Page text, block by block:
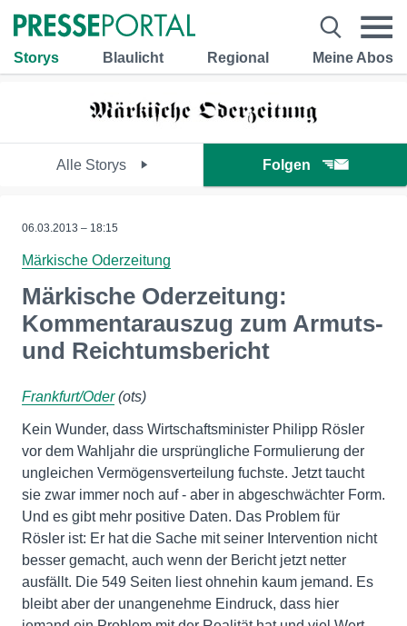
Storys Blaulicht Regional Meine Abos
Alle Storys Folgen
06.03.2013 – 18:15
Märkische Oderzeitung
Märkische Oderzeitung:
Kommentarauszug zum Armuts-
und Reichtumsbericht
Frankfurt/Oder(ots)
Kein Wunder, dass Wirtschaftsminister Philipp Rösler
vor dem Wahljahr die ursprüngliche Formulierung der
ungleichen Vermögensverteilung fuchste. Jetzt taucht
sie zwar immer noch auf - aber in abgeschwächter Form.
Und es gibt mehr positive Daten. Das Problem für
Rösler ist: Er hat die Sache mit seiner Intervention nicht
besser gemacht, auch wenn der Bericht jetzt netter
ausfällt. Die 549 Seiten liest ohnehin kaum jemand. Es
bleibt aber der unangenehme Eindruck, dass hier